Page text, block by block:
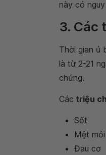
này có
3. Các
Thời gian ủ
là từ 2-21
chứng.
Các triệu
Sốt
Mệt mỏi
Đau cơ